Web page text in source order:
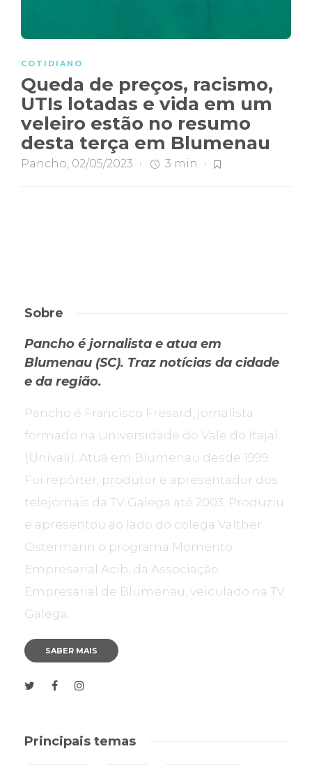
COTIDIANO
Queda de preços, racismo,
UTIs lotadas e vida em um
veleiro estão no resumo
desta terça em Blumenau
Pancho, 02/05/2023 3 min
Sobre
Pancho é jornalista e atua em
Blumenau (SC). Traz notícias da cidade
e da região.
Pancho é Francisco Fresard, jornalista
formado na Universidade do Vale do Itajaí
(Univali). Atua em Blumenau desde 1999.
Foi repórter, produtor e apresentador dos
telejornais da TV Galega até 2003. Produziu
e apresentou ao lado do colega Valther
Ostermann o programa Momento
Empresarial Acib, da Associação
Empresarial de Blumenau, veiculado na TV
Galega.
SABER MAIS
Principais temas